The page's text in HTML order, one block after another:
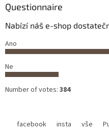
Questionnaire
Nabízí náš e-shop
Ano
Ne
Number of votes: 384
facebook insta vše